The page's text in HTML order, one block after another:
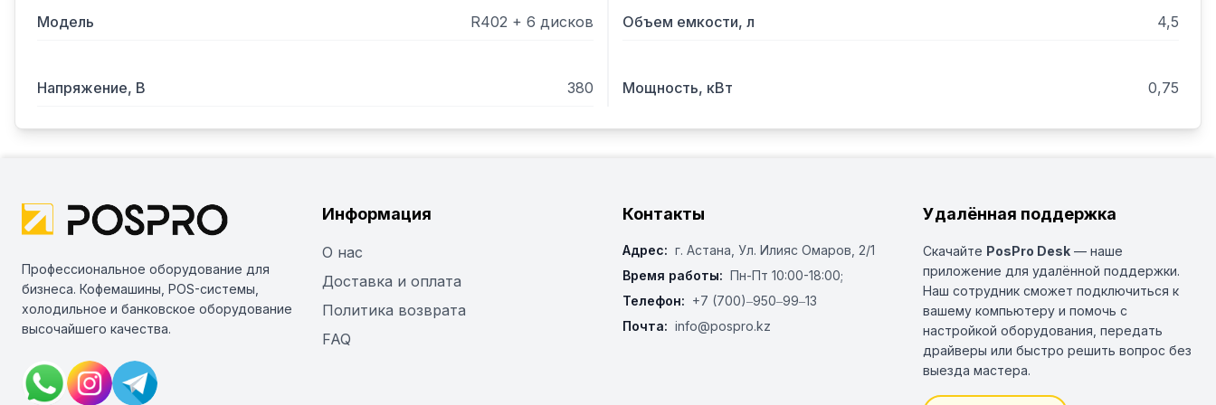
Чаша емкостью 4,5 литра из нержавеющей стали с ручкой.
По спецзаказу: зубчатый нож для размалывания и замешивания теста,
2 скорости: 750 и 1500 об/мин.
удобство и быстроту работы.
как капуста, сельдерей, салат или томаты.
Круглая воронка (Ø 58 мм) для нарезки длинных овощей и деликатой
нарезки нежных продуктов, обеспечивающая высокую точность нарезки.
Полная гамма дисков из нержавеющей стали для нарезки овощей и
фруктов : слайсер, фигурные ломтики, брусочки, терка, кубики, соломка/
Модель R402 + 6 дисков Объем емкости, л 4,5
Напряжение, В 380 Мощность, кВт 0,75
Профессиональное оборудование для
бизнеса. Кофемашины, POS-системы,
холодильное и банковское оборудование
высочайшего качества.
Информация
О нас
Доставка и оплата
Политика возврата
FAQ
Контакты
Адрес: г. Астана, ​Ул. Илияс Омаров, 2/1
Время работы: Пн-Пт 10:00-18:00;
Телефон: +7 (700)‒950‒99‒13
Почта: info@pospro.kz
Удалённая поддержка
Скачайте PosPro Desk — наше
приложение для удалённой поддержки.
Наш сотрудник сможет подключиться к
вашему компьютеру и помочь с
настройкой оборудования, передать
драйверы или быстро решить вопрос без
выезда мастера.